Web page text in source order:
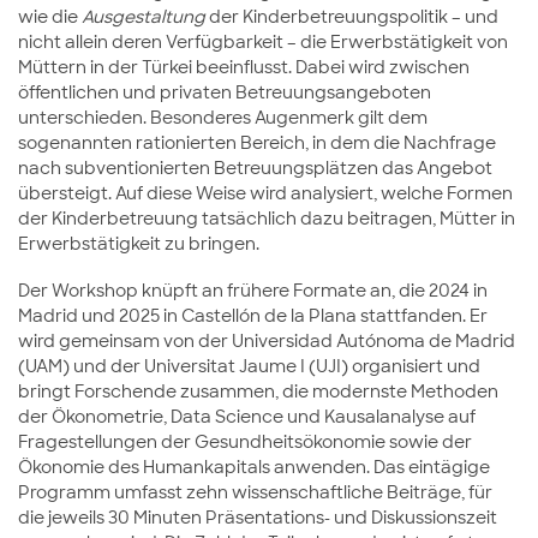
wie dieAusgestaltungder Kinderbetreuungspolitik – und
nicht allein deren Verfügbarkeit – die Erwerbstätigkeit von
Müttern in der Türkei beeinflusst. Dabei wird zwischen
öffentlichen und privaten Betreuungsangeboten
unterschieden. Besonderes Augenmerk gilt dem
sogenannten rationierten Bereich, in dem die Nachfrage
nach subventionierten Betreuungsplätzen das Angebot
übersteigt. Auf diese Weise wird analysiert, welche Formen
der Kinderbetreuung tatsächlich dazu beitragen, Mütter in
Erwerbstätigkeit zu bringen.
Der Workshop knüpft an frühere Formate an, die 2024 in
Madrid und 2025 in Castellón de la Plana stattfanden. Er
wird gemeinsam von der Universidad Autónoma de Madrid
(UAM) und der Universitat Jaume I (UJI) organisiert und
bringt Forschende zusammen, die modernste Methoden
der Ökonometrie, Data Science und Kausalanalyse auf
Fragestellungen der Gesundheitsökonomie sowie der
Ökonomie des Humankapitals anwenden. Das eintägige
Programm umfasst zehn wissenschaftliche Beiträge, für
die jeweils 30 Minuten Präsentations- und Diskussionszeit